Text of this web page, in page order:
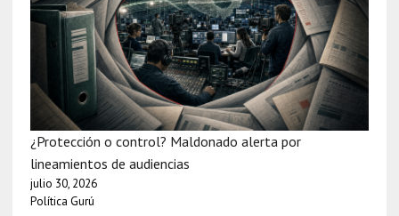
¿Protección o control? Maldonado alerta por
lineamientos de audiencias
julio 30, 2026
Política Gurú